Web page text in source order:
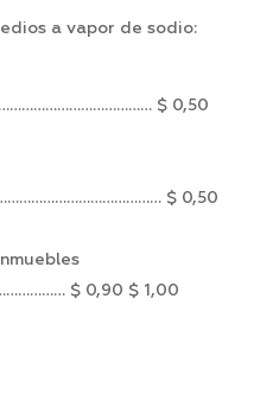
a vapor de sodio:
$ 0,50
$ 0,50
$ 0,90 $ 1,00